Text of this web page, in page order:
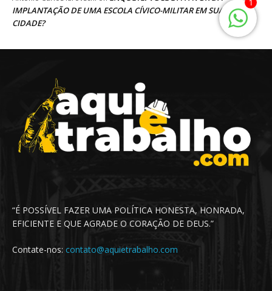
“É POSSÍVEL FAZER UMA POLÍTICA HONESTA, HONRADA,
EFICIENTE E QUE AGRADE O CORAÇÃO DE DEUS.”
Contate-nos: contato@aquietrabalho.com